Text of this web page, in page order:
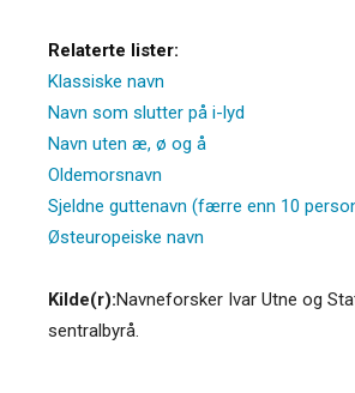
Relaterte lister:
Klassiske navn
Navn som slutter på i-lyd
Navn uten æ, ø og å
Oldemorsnavn
Sjeldne guttenavn (færre enn 10
Østeuropeiske navn
Kilde(r):Navneforsker Ivar Utne og
sentralbyrå.